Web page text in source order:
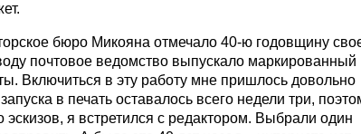
бюро Микояна отмечало 40-ю годовщину
почтовое ведомство выпускало маркированный
Включиться в эту работу мне пришлось довольно
в печать оставалось всего недели три,
эскизов, я встретился с редактором. Выбрали один